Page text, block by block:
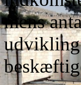
mens
udvikling